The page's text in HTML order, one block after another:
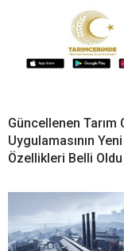
Güncellenen Tarım
Uygulamasının Yeni
Özellikleri Belli Oldu